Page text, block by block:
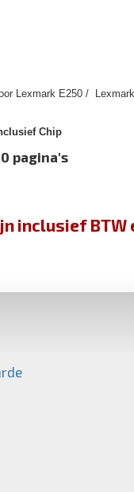
Lexmark E250 /
Chip
pagina's
inclusief